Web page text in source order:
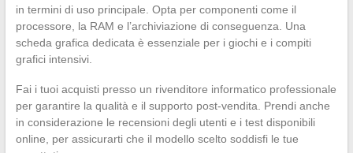
in termini di uso principale. Opta per componenti come il
processore, la RAM e l’archiviazione di conseguenza. Una
scheda grafica dedicata è essenziale per i giochi e i compiti
grafici intensivi.
Fai i tuoi acquisti presso un rivenditore informatico professionale
per garantire la qualità e il supporto post-vendita. Prendi anche
in considerazione le recensioni degli utenti e i test disponibili
online, per assicurarti che il modello scelto soddisfi le tue